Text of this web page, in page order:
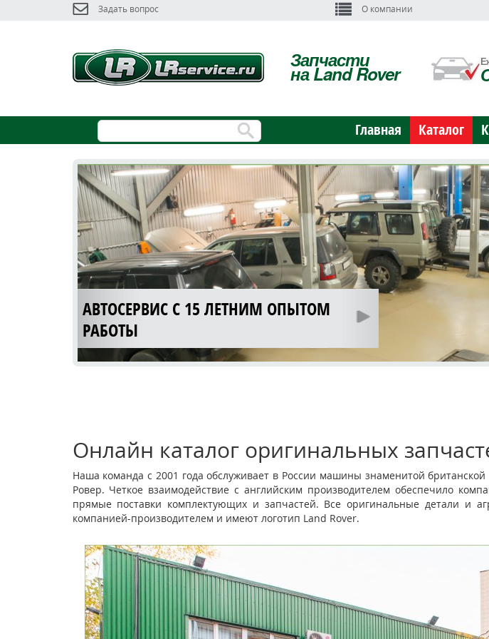
Задать вопрос О компании
Запчасти
на Land Rover
Главная Каталог
АВТОСЕРВИС С 15 ЛЕТНИМ ОПЫТОМ
РАБОТЫ
КУЗОВНОЙ РЕМОНТ LAND ROVER
Онлайн каталог оригинальных
Наша команда с 2001 года обслуживает в России машины знаменитой
Ровер. Четкое взаимодействие с английским производителем обеспечило
прямые поставки комплектующих и запчастей. Все оригинальные детали и
компанией-производителем и имеют логотип Land Rover.